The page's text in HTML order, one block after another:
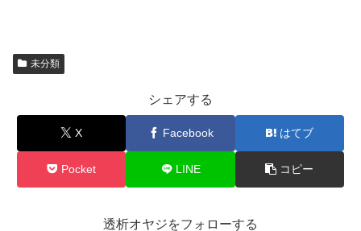
未分類
シェアする
X Facebook はてブ
Pocket LINE コピー
透析オヤジをフォローする